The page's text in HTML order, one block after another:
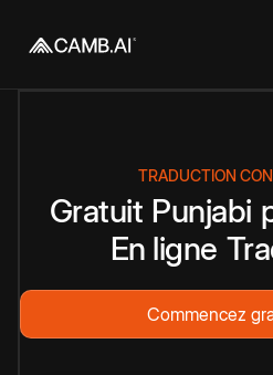
TRADUCTION
Gratuit Punjabi
En ligne
Commencez